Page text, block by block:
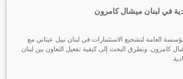
في لبنان ميشال كامرون
العامة لتشجيع الاستثمارات في لبنان نبيل عيتاني مع
كامرون. وتطرق البحث إلى كيفية تفعيل التعاون بين لبنان